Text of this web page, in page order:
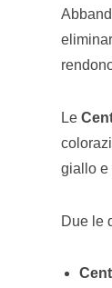
Le
giallo e
Due le